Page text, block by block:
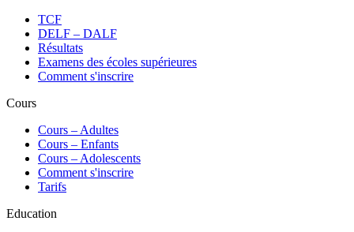
TCF
DELF – DALF
Résultats
Examens des écoles supérieures
Comment s'inscrire
Cours
Сours – Adultes
Cours – Enfants
Cours – Adolescents
Comment s'inscrire
Tarifs
Education